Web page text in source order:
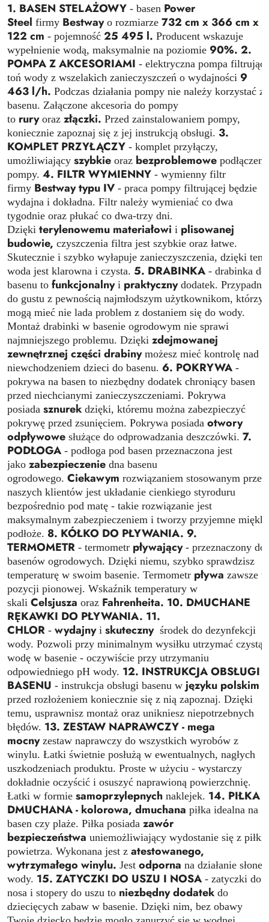
1. BASEN STELAŻOWY - basen Power
Steel firmy Bestway o rozmiarze 732 cm x 366 cm x
122 cm - pojemność 25 495 l. Producent wskazuje
wypełnienie wodą, maksymalnie na poziomie 90%. 2.
POMPA Z AKCESORIAMI - elektryczna pompa filtrująca
toń wody z wszelakich zanieczyszczeń o wydajności 9
463 l/h. Podczas działania pompy nie należy korzystać z
basenu. Załączone akcesoria do pompy
to rury oraz złączki. Przed zainstalowaniem pompy,
koniecznie zapoznaj się z jej instrukcją obsługi. 3.
KOMPLET PRZYŁĄCZY - komplet przyłączy,
umożliwiający szybkie oraz bezproblemowe
pompy. 4. FILTR WYMIENNY - wymienny filtr
firmy Bestway typu IV - praca pompy filtrującej będzie
wydajna i dokładna. Filtr należy wymieniać co dwa
tygodnie oraz płukać co dwa-trzy dni.
Dzięki terylenowemu materiałowi i plisowanej
budowie, czyszczenia filtra jest szybkie oraz łatwe.
Skutecznie i szybko wyłapuje zanieczyszczenia, dzięki
woda jest klarowna i czysta. 5. DRABINKA - drabinka do
basenu to funkcjonalny i praktyczny dodatek. Przypadnie
do gustu z pewnością najmłodszym użytkownikom, którzy
mogą mieć nie lada problem z dostaniem się do wody.
Montaż drabinki w basenie ogrodowym nie sprawi
najmniejszego problemu. Dzięki zdejmowanej
zewnętrznej części drabiny możesz mieć kontrolę nad
niewchodzeniem dzieci do basenu. 6. POKRYWA -
pokrywa na basen to niezbędny dodatek chroniący basen
przed niechcianymi zanieczyszczeniami. Pokrywa
posiada sznurek dzięki, któremu można zabezpieczyć
pokrywę przed zsunięciem. Pokrywa posiada otwory
odpływowe służące do odprowadzania deszczówki. 7.
PODŁOGA - podłoga pod basen przeznaczona jest
jako zabezpieczenie dna basenu
ogrodowego. Ciekawym rozwiązaniem stosowanym przez
naszych klientów jest układanie cienkiego styroduru
bezpośrednio pod matę - takie rozwiązanie jest
maksymalnym zabezpieczeniem i tworzy przyjemne miękki
podłoże. 8. KÓŁKO DO PŁYWANIA. 9.
TERMOMETR - termometr pływający - przeznaczony do
basenów ogrodowych. Dzięki niemu, szybko sprawdzisz
temperaturę w swoim basenie. Termometr pływa zawsze w
pozycji pionowej. Wskaźnik temperatury w
skali Celsjusza oraz Fahrenheita. 10. DMUCHANE
RĘKAWKI DO PŁYWANIA. 11.
CHLOR - wydajny i skuteczny środek do dezynfekcji
wody. Pozwoli przy minimalnym wysiłku utrzymać czystą
wodę w basenie - oczywiście przy utrzymaniu
odpowiedniego pH wody. 12. INSTRUKCJA OBSŁUGI
BASENU - instrukcja obsługi basenu w języku polskim
przed rozłożeniem koniecznie się z nią zapoznaj. Dzięki
temu, usprawnisz montaż oraz unikniesz niepotrzebnych
błędów. 13. ZESTAW NAPRAWCZY - mega
mocny zestaw naprawczy do wszystkich wyrobów z
winylu. Łatki świetnie posłużą w ewentualnych, nagłych
uszkodzeniach produktu. Proste w użyciu - wystarczy
dokładnie oczyścić i osuszyć naprawioną powierzchnię.
Łatki w formie samoprzylepnych naklejek. 14. PIŁKA
DMUCHANA - kolorowa, dmuchana piłka idealna na
basen czy plaże. Piłka posiada zawór
bezpieczeństwa uniemożliwiający wydostanie się z piłki
powietrza. Wykonana jest z atestowanego,
wytrzymałego winylu. Jest odporna na działanie słonej
wody. 15. ZATYCZKI DO USZU I NOSA - zatyczki do
nosa i stopery do uszu to niezbędny dodatek do
dziecięcych zabaw w basenie. Dzięki nim, bez obawy